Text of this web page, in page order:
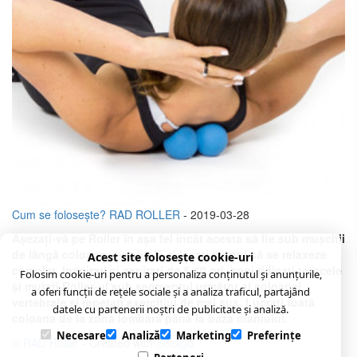
Cum se folosește? RAD ROLLER - 2019-03-28
Așezați-vă pe Roller în așa fel încât acesta să fie sub mușchii
de lângă coloana vertebrală și lăsați corpul să se relaxeze
complet. Inspirați și expirați de 5-10 ori, apoi ridicați toracele
și mutați Roller-ul sub segmentul următor al coloanei
vertebrale și repetați exercițiul de mai sus. Lucrați toată
coloana de la zona lombară până la baza craniului.
© RAD Roller- Created withSoldigo
Acest site folosește cookie-uri
Folosim cookie-uri pentru a personaliza conținutul și anunțurile,
a oferi funcții de rețele sociale și a analiza traficul, partajând
datele cu partenerii noștri de publicitate și analiză.
Necesare
Analiză Marketing
Preferințe